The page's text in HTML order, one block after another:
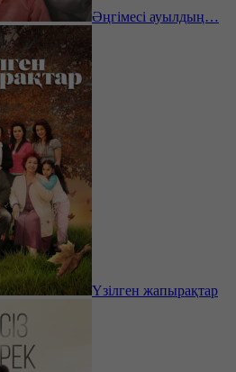
Әңгімесі ауылдың…
Үзілген жапырақтар